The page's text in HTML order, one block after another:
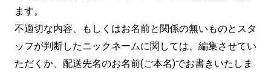
ます。
不適切な内容、もしくはお名前と関係の無いものとスタ
ッフが判断したニックネームに関しては、編集させてい
ただくか、配送先名のお名前(ご本名)でお書きいたしま